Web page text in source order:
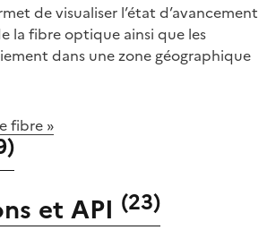
de visualiser l’état d’avancement
la fibre optique ainsi que les
dans une zone géographique
fibre »
)
et API (23)